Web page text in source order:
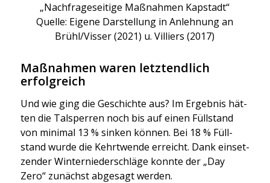
„Nach­fra­ge­sei­ti­ge Maß­nah­men Kap­stadt“
Quel­le: Eige­ne Dar­stel­lung in Anleh­nung an
Brühl/Visser (2021) u. Vil­liers (2017)
Maßnahmen waren letztendlich
erfolgreich
Und wie ging die Geschich­te aus? Im Ergeb­nis hät­
ten die Tal­sper­ren noch bis auf einen Füll­stand
von mini­mal 13 % sin­ken kön­nen. Bei 18 % Füll­
stand wur­de die Kehrt­wen­de erreicht. Dank ein­set­
zen­der Win­ter­nie­der­schlä­ge konn­te der „Day
Zero“ zunächst abge­sagt wer­den.